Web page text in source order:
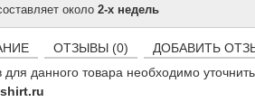
около 2-х недель
ОТЗЫВЫ (0)
ДОБАВИТЬ
данного товара необходимо